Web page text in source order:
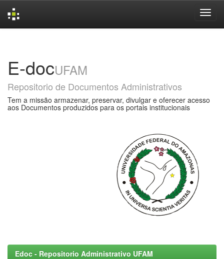
E-docUFAM
Repositorio de Documentos Administrativos
Tem a missão armazenar, preservar, divulgar e oferecer acesso
aos Documentos produzidos para os portais institucionais
Edoc - Repositorio Administrativo UFAM